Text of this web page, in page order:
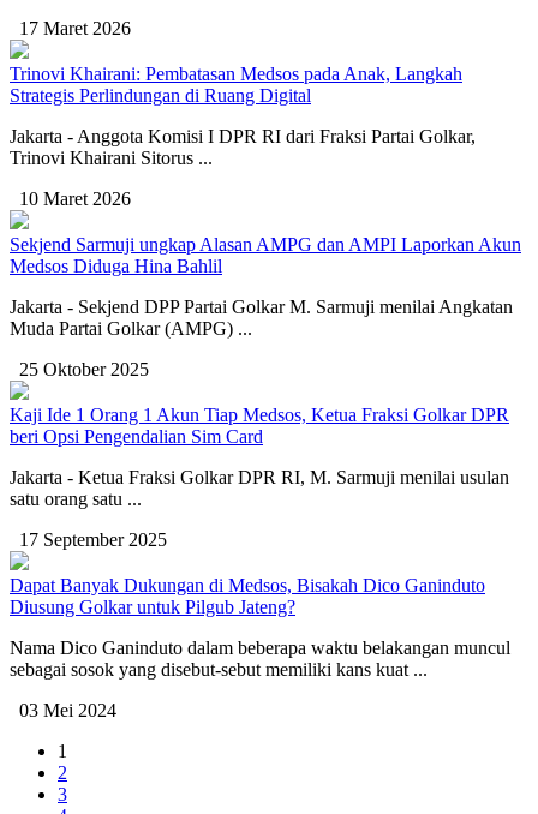
17 Maret 2026
Trinovi Khairani: Pembatasan Medsos pada Anak, Langkah
Strategis Perlindungan di Ruang Digital
Jakarta - Anggota Komisi I DPR RI dari Fraksi Partai Golkar,
Trinovi Khairani Sitorus ...
10 Maret 2026
Sekjend Sarmuji ungkap Alasan AMPG dan AMPI Laporkan Akun
Medsos Diduga Hina Bahlil
Jakarta - Sekjend DPP Partai Golkar M. Sarmuji menilai Angkatan
Muda Partai Golkar (AMPG) ...
25 Oktober 2025
Kaji Ide 1 Orang 1 Akun Tiap Medsos, Ketua Fraksi Golkar DPR
beri Opsi Pengendalian Sim Card
Jakarta - Ketua Fraksi Golkar DPR RI, M. Sarmuji menilai usulan
satu orang satu ...
17 September 2025
Dapat Banyak Dukungan di Medsos, Bisakah Dico Ganinduto
Diusung Golkar untuk Pilgub Jateng?
Nama Dico Ganinduto dalam beberapa waktu belakangan muncul
sebagai sosok yang disebut-sebut memiliki kans kuat ...
03 Mei 2024
1
2
3